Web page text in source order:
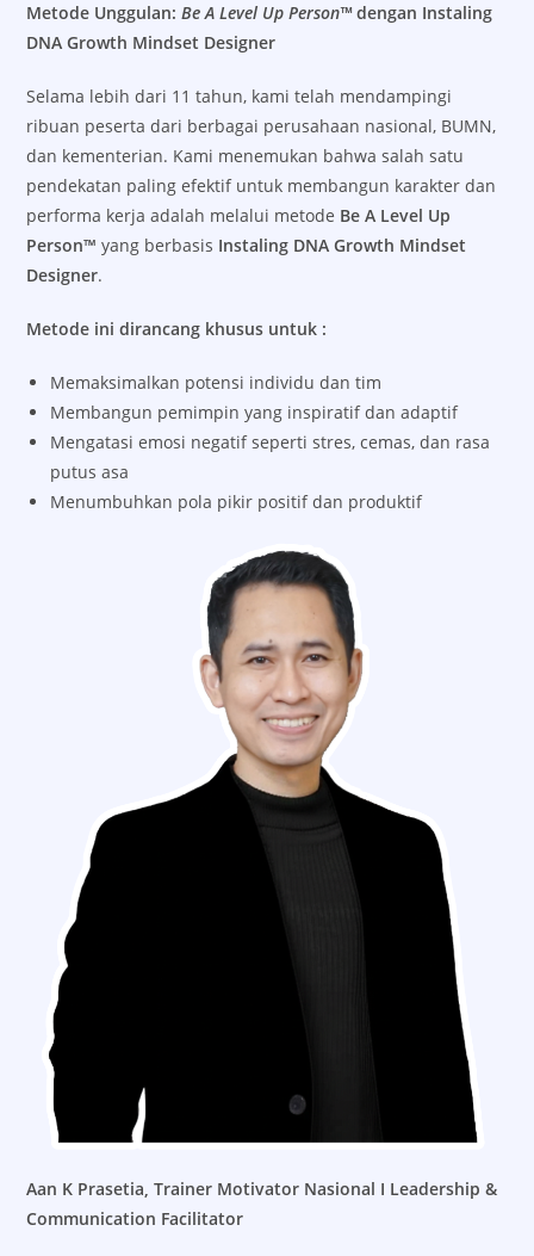
Metode Unggulan:Be A Level Up Person™ dengan Instaling
DNA Growth Mindset Designer
Selama lebih dari 11 tahun, kami telah mendampingi
ribuan peserta dari berbagai perusahaan nasional, BUMN,
dan kementerian. Kami menemukan bahwa salah satu
pendekatan paling efektif untuk membangun karakter dan
performa kerja adalah melalui metode Be A Level Up
Person™ yang berbasis Instaling DNA Growth Mindset
Designer.
Metode ini dirancang khusus untuk :
Memaksimalkan potensi individu dan tim
Membangun pemimpin yang inspiratif dan adaptif
Mengatasi emosi negatif seperti stres, cemas, dan rasa
putus asa
Menumbuhkan pola pikir positif dan produktif
Aan K Prasetia, Trainer Motivator Nasional I Leadership &
Communication Facilitator